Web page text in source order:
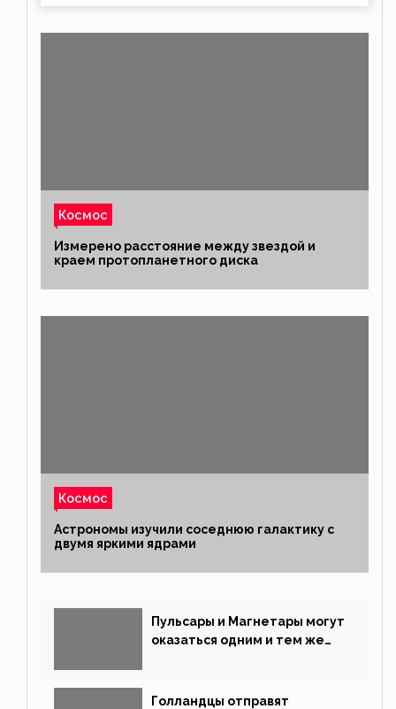
Космос
Измерено расстояние между звездой и
краем протопланетного диска
Космос
Астрономы изучили соседнюю галактику с
двумя яркими ядрами
Пульсары и Магнетары могут
оказаться одним и тем же
Голландцы отправят